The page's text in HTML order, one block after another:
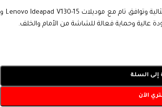
مصمم لتوفير حماية مثالية وتوافق تام مع موديلات Lenovo Ideapad V130-15 و
وحماية فعالة للشاشة من الأمام والخلف.
إلى السلة
الآن